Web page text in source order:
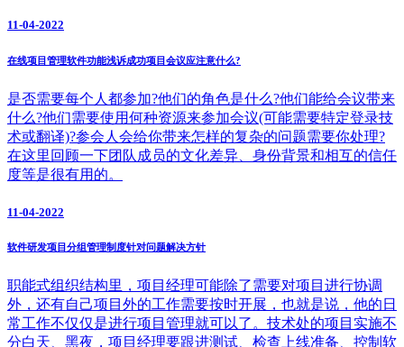
11-04-2022
在线项目管理软件功能浅诉成功项目会议应注意什么?
是否需要每个人都参加?他们的角色是什么?他们能给会议带来
什么?他们需要使用何种资源来参加会议(可能需要特定登录技
术或翻译)?参会人会给你带来怎样的复杂的问题需要你处理?
在这里回顾一下团队成员的文化差异、身份背景和相互的信任
度等是很有用的。
11-04-2022
软件研发项目分组管理制度针对问题解决方针
职能式组织结构里，项目经理可能除了需要对项目进行协调
外，还有自己项目外的工作需要按时开展，也就是说，他的日
常工作不仅仅是进行项目管理就可以了。技术处的项目实施不
分白天、黑夜，项目经理要跟进测试、检查上线准备、控制软